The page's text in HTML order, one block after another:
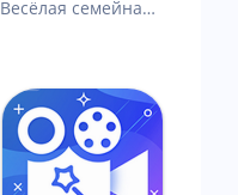
Весёлая семейная
как дача. Тауншип.